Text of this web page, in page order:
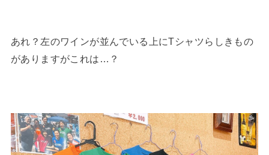
あれ？左のワインが並んでいる上にTシャツらしきもの
がありますがこれは…？